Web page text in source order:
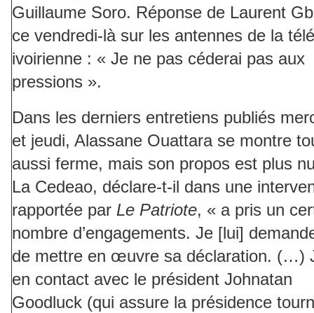
Guillaume Soro. Réponse de Laurent
ce vendredi-là sur les antennes de la
ivoirienne : « Je ne pas céderai pas aux
pressions ».
Dans les derniers entretiens publiés
et jeudi, Alassane Ouattara se montre
aussi ferme, mais son propos est plus
La Cedeao, déclare-t-il dans une
rapportée par Le Patriote, « a pris un
nombre d’engagements. Je [lui]
de mettre en œuvre sa déclaration. (…)
en contact avec le président Johnatan
Goodluck (qui assure la présidence